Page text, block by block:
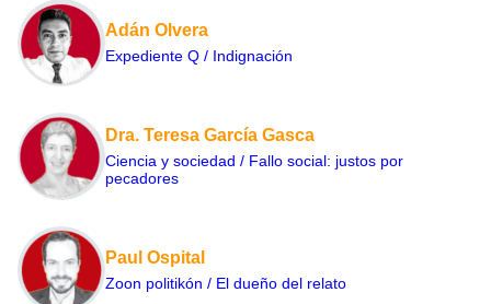
Adán Olvera
Expediente Q / Indignación
Dra. Teresa García Gasca
Ciencia y sociedad / Fallo social: justos por
pecadores
Paul Ospital
Zoon politikón / El dueño del relato